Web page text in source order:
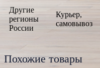
Другие
регионы
России
Курьер,
самовывоз
Похожие товары